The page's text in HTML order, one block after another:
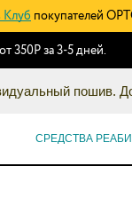
Клуб покупателей
350Р за 3-5 дней.
пошив.
СРЕДСТВА